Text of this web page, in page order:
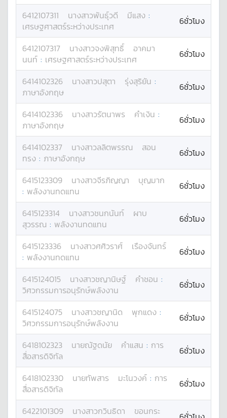
6412107311 นางสาวพันธุ์วดี มีแสง :
เศรษฐศาสตร์ระหว่างประเทศ
6ชั่วโมง
6412107317 นางสาวจงพิสุทธิ์
อาคมา
นนท์ : เศรษฐศาสตร์ระหว่างประเทศ 6ชั่วโมง
6414102326 นางสาวปสุตา รุ่งสุริยัน :
ภาษาอังกฤษ
6ชั่วโมง
6414102336 นางสาวรัตนาพร คำเงิน :
ภาษาอังกฤษ
6ชั่วโมง
6414102337 นางสาวลลิตพรรณ
สอน
ทรง : ภาษาอังกฤษ 6ชั่วโมง
6415123309 นางสาวจีรภิญญา
บุญมาก
: พลังงานทดแทน 6ชั่วโมง
6415123314 นางสาวชนกนันท์
ผาบ
สุวรรณ : พลังงานทดแทน 6ชั่วโมง
6415123336 นางสาวศศิวราศ์
เรืองจันทร์
: พลังงานทดแทน 6ชั่วโมง
6415124015 นางสาวชญานิษฐ์ คำชอน :
วิศวกรรมการอนุรักษ์พลังงาน
6ชั่วโมง
6415124075 นางสาวชญานิด พุกแดง :
วิศวกรรมการอนุรักษ์พลังงาน
6ชั่วโมง
6418102323 นายณัฐดนัย คำแสน : การ
สื่อสารดิจิทัล
6ชั่วโมง
6418102330 นายทัพสาร มะโนวงค์ : การ
สื่อสารดิจิทัล
6ชั่วโมง
6422101309 นางสาวกวินธิดา
ขอนกระ